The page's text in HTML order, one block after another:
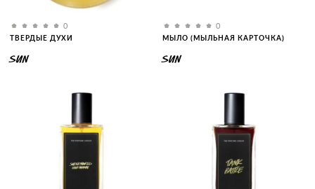
0
ТВЕРДЫЕ ДУХИ
SUN
0
МЫЛО (МЫЛЬНАЯ КАРТОЧКА)
SUN